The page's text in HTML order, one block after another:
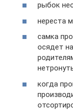
рыбок
нереста
самка
осядет
когда